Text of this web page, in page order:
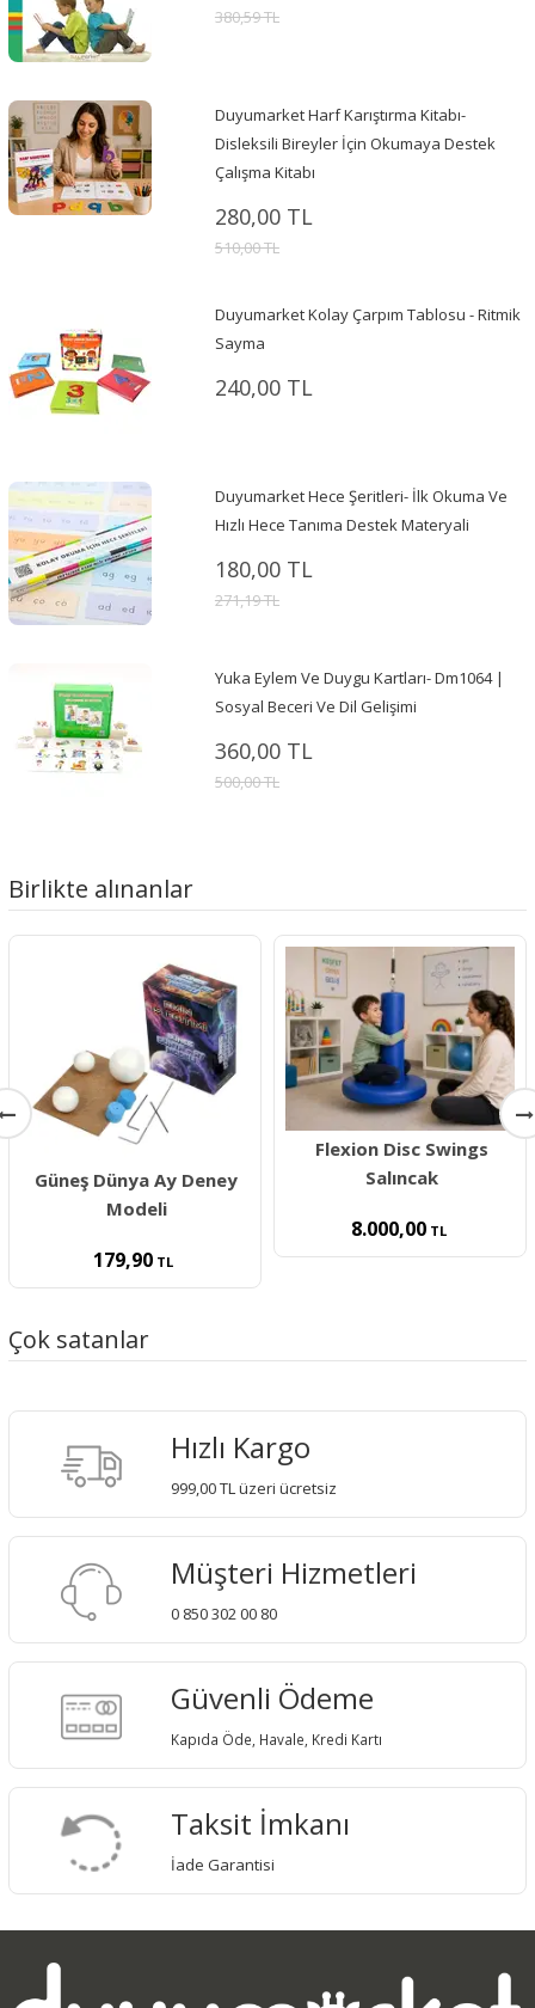
380,59 TL
Duyumarket Harf Karıştırma Kitabı-
Disleksili Bireyler İçin Okumaya Destek
Çalışma Kitabı
280,00 TL
510,00 TL
Duyumarket Kolay Çarpım Tablosu - Ritmik
Sayma
240,00 TL
Duyumarket Hece Şeritleri- İlk Okuma Ve
Hızlı Hece Tanıma Destek Materyali
180,00 TL
271,19 TL
Yuka Eylem Ve Duygu Kartları- Dm1064 |
Sosyal Beceri Ve Dil Gelişimi
360,00 TL
500,00 TL
Birlikte alınanlar
Güneş Dünya Ay Deney
Modeli
179,90 TL
Flexion Disc Swings
Salıncak
8.000,00TL
Çok satanlar
Hızlı Kargo
999,00 TL üzeri ücretsiz
Müşteri Hizmetleri
0 850 302 00 80
Güvenli Ödeme
Kapıda Öde, Havale, Kredi Kartı
Taksit İmkanı
İade Garantisi